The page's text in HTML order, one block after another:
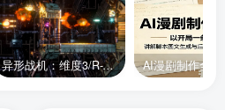
异形战机：维度3/R-Type Dimensions III